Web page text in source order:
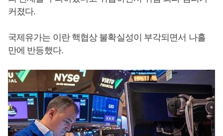
커졌다.
국제유가는 이란 핵협상 불확실성이 부각되면서 나흘
만에 반등했다.